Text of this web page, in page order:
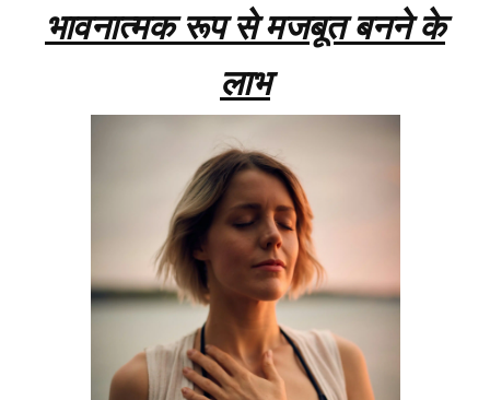
भावनात्मक रूप से मजबूत बनने के
लाभ